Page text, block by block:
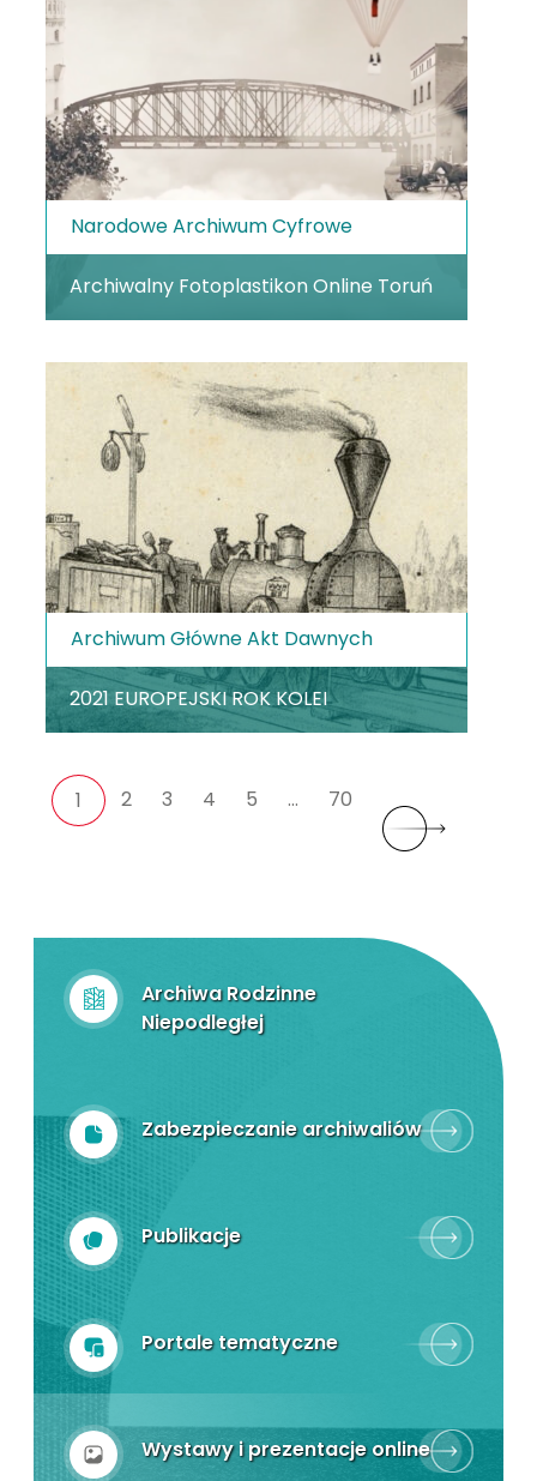
Archiwa Rodzinne
Niepodległej
Zabezpieczanie archiwaliów
Publikacje
Portale tematyczne
Wystawy i prezentacje online
Narodowe Archiwum Cyfrowe
Archiwalny Fotoplastikon Online Toruń
Archiwum Główne Akt Dawnych
2021 EUROPEJSKI ROK KOLEI
1 2 3 4 5 … 70